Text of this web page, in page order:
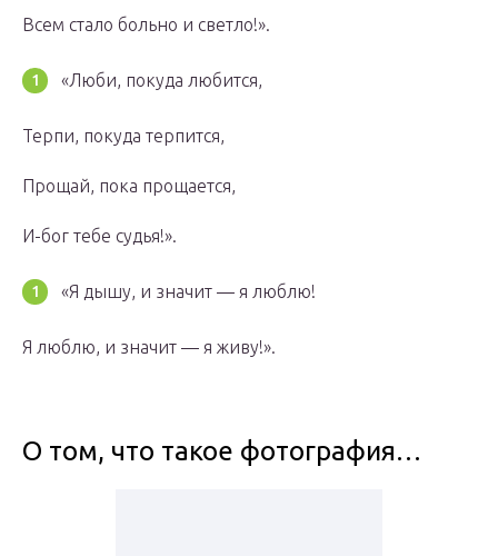
Всем стало больно и светло!».
«Люби, покуда любится,
Терпи, покуда терпится,
Прощай, пока прощается,
И-бог тебе судья!».
«Я дышу, и значит — я люблю!
Я люблю, и значит — я живу!».
О том, что такое фотография…